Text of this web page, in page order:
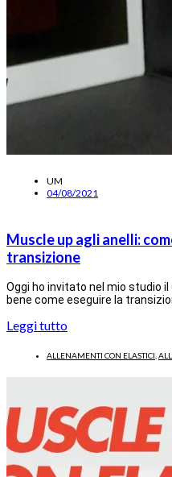
UM
04/08/2021
Muscle up agli anelli:
transizione
Oggi ho invitato nel mio studio il
bene come eseguire la
Leggi tutto
ALLENAMENTI CON ELASTICI